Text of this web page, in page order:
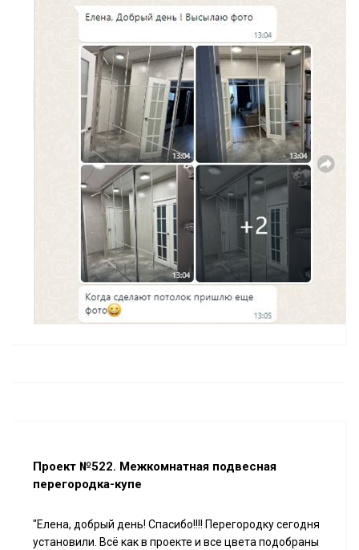
Проект №522. Межкомнатная подвесная
перегородка-купе
"Елена, добрый день! Спасибо!!!! Перегородку сегодня
установили. Всё как в проекте и все цвета подобраны